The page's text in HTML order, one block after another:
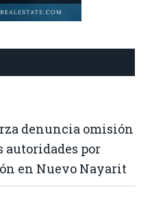
denuncia omisión
autoridades por
en Nuevo Nayarit